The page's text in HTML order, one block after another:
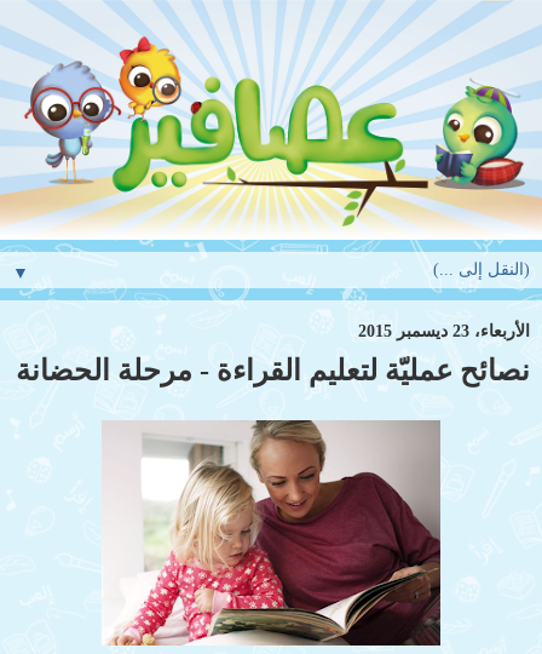
▼
الأربعاء، 23 ديسمبر 2015
نصائح عمليّة لتعليم القراءة - مرحلة الحضانة